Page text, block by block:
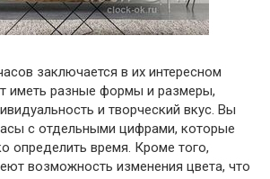
заключается в их интересном
иметь разные формы и размеры,
и творческий вкус. Вы
с отдельными цифрами, которые
определить время. Кроме того,
возможность изменения цвета, что